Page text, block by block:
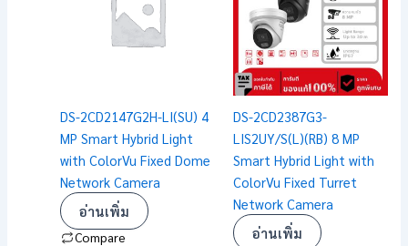
DS-2CD2147G2H-LI(SU) 4
MP Smart Hybrid Light
with ColorVu Fixed Dome
Network Camera
อ่านเพิ่ม
Compare
DS-2CD2387G3-
LIS2UY/S(L)(RB) 8 MP
Smart Hybrid Light with
ColorVu Fixed Turret
Network Camera
อ่านเพิ่ม